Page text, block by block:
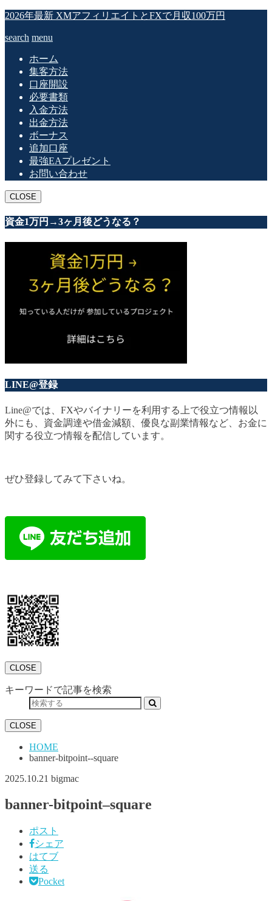
2026年最新 XMアフィリエイトとFXで月収100万円
search menu
ホーム
集客方法
口座開設
必要書類
入金方法
出金方法
ボーナス
追加口座
最強EAプレゼント
お問い合わせ
CLOSE
資金1万円→3ヶ月後どうなる？
LINE@登録
Line@では、FXやバイナリーを利用する上で役立つ情報以
外にも、資金調達や借金減額、優良な副業情報など、お金に
関する役立つ情報を配信しています。
ぜひ登録してみて下さいね。
CLOSE
キーワードで記事を検索
CLOSE
HOME
banner-bitpoint--square
2025.10.21 bigmac
banner-bitpoint–square
ポスト
シェア
はてブ
送る
Pocket